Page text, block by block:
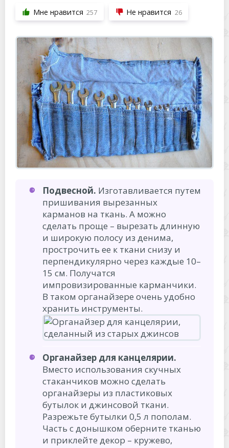
Мне нравится 257 Не нравится 26
Подвесной. Изготавливается путем
пришивания вырезанных
карманов на ткань. А можно
сделать проще – вырезать длинную
и широкую полосу из денима,
прострочить ее к ткани снизу и
перпендикулярно через каждые 10–
15 см. Получатся
импровизированные карманчики.
В таком органайзере очень удобно
хранить инструменты.
Органайзер для канцелярии.
Вместо использования скучных
стаканчиков можно сделать
органайзеры из пластиковых
бутылок и джинсовой ткани.
Разрежьте бутылки 0,5 л пополам.
Часть с донышком оберните тканью
и приклейте декор – кружево,